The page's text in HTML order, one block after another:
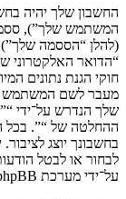
החשבון שלך יהיה
המשתמש שלך”),
(להלן “הססמה שלך”)
“הדואר האלקטרוני
חוקי הגנת נתונים
מעבר לשם המשתמש
שלך הנדרש על־ידי
ההחלטה של “”. בכל
בחשבונך יוצג
לבחור או לבטל
על־ידי מערכת phpBB.